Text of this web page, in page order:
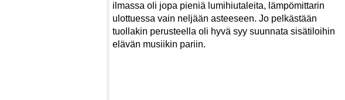
ilmassa oli jopa pieniä lumihiutaleita, lämpömittarin
ulottuessa vain neljään asteeseen. Jo pelkästään
tuollakin perusteella oli hyvä syy suunnata sisätiloihin
elävän musiikin pariin.